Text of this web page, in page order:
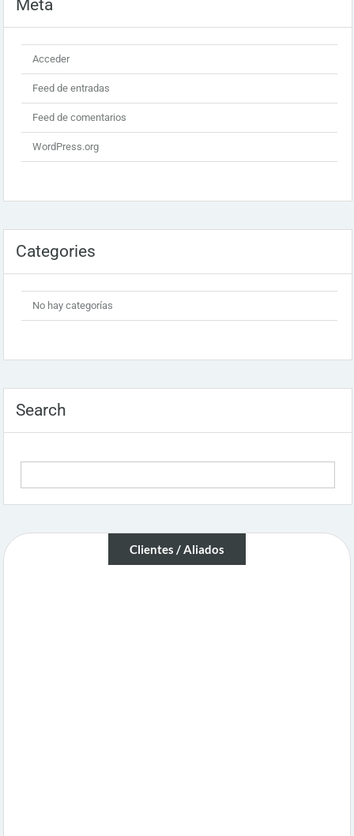
Meta
Acceder
Feed de entradas
Feed de comentarios
WordPress.org
Categories
No hay categorías
Search
Clientes / Aliados